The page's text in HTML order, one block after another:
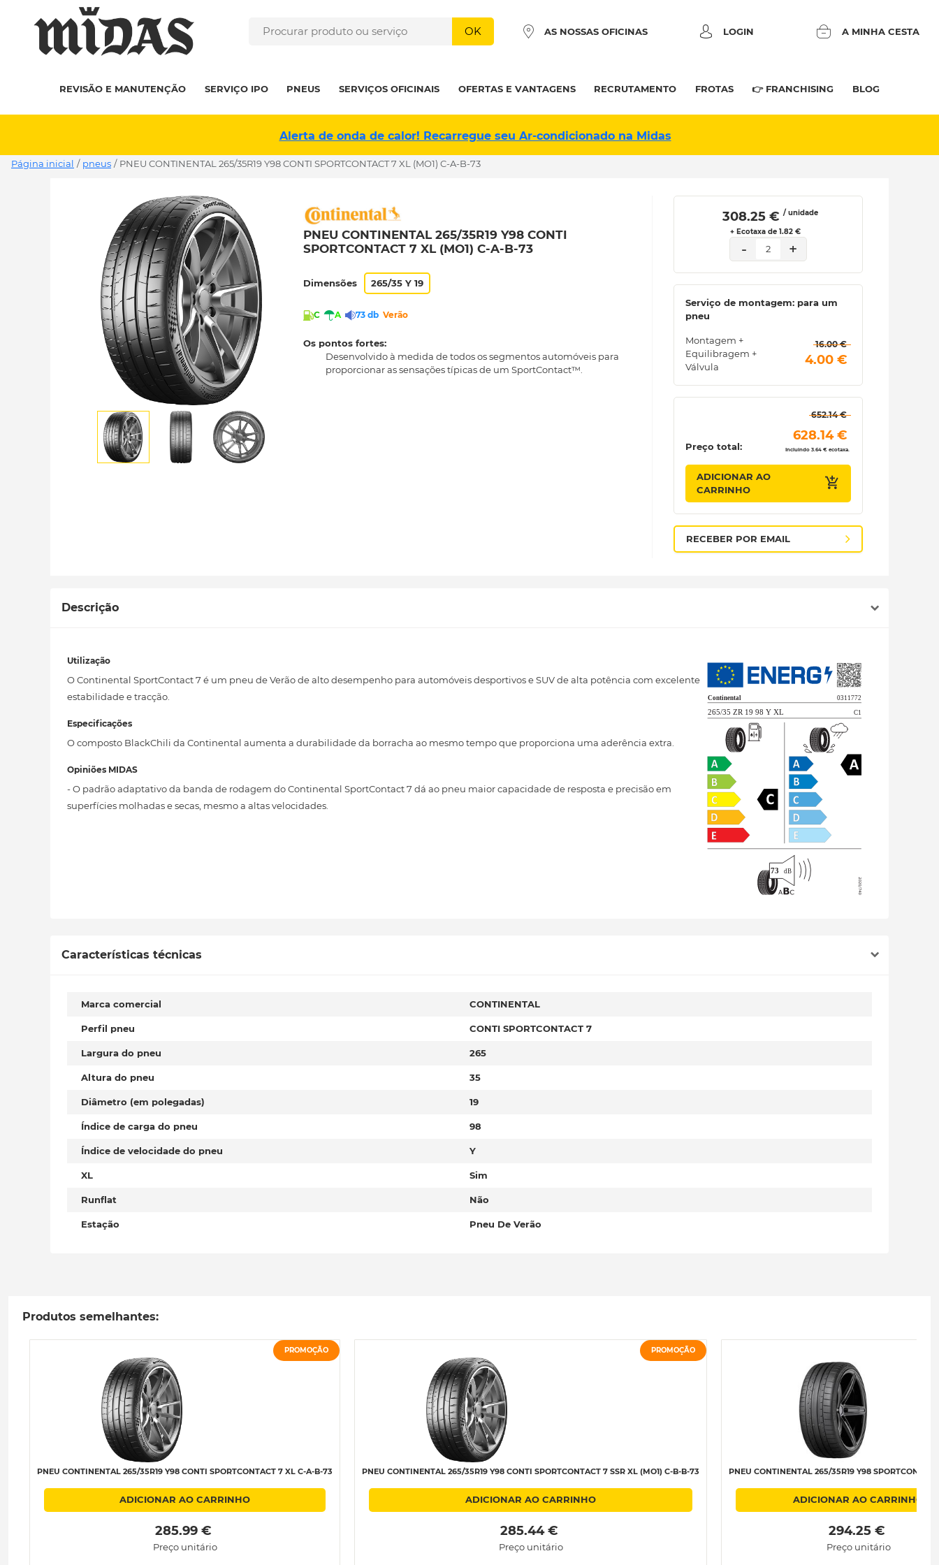
OK AS NOSSAS OFICINAS LOGIN A MINHA CESTA
REVISÃO E MANUTENÇÃO SERVIÇO IPO PNEUS SERVIÇOS OFICINAIS OFERTAS E VANTAGENS RECRUTAMENTO FROTAS 👉 FRANCHISING BLOG
Alerta de onda de calor! Recarregue seu Ar-condicionado na Midas
Página inicial / pneus / PNEU CONTINENTAL 265/35R19 Y98 CONTI SPORTCONTACT 7 XL (MO1) C-A-B-73
PNEU CONTINENTAL 265/35R19 Y98 CONTI
SPORTCONTACT 7 XL (MO1) C-A-B-73
Dimensões 265/35 Y 19
C A 73 db Verão
Os pontos fortes:
Desenvolvido à medida de todos os segmentos automóveis para
proporcionar as sensações típicas de um SportContact™.
308.25 € / unidade
+ Ecotaxa de 1.82 €
- 2 +
Serviço de montagem: para um
pneu
Montagem +
Equilibragem +
Válvula
16.00 €
4.00 €
Preço total:
652.14 €
628.14 €
Incluindo 3.64 € ecotaxa.
ADICIONAR AO
CARRINHO
RECEBER POR EMAIL
Descrição
Utilização
O Continental SportContact 7 é um pneu de Verão de alto desempenho para automóveis desportivos e SUV de alta potência com excelente
estabilidade e tracção.
Especificações
O composto BlackChili da Continental aumenta a durabilidade da borracha ao mesmo tempo que proporciona uma aderência extra.
Opiniões MIDAS
- O padrão adaptativo da banda de rodagem do Continental SportContact 7 dá ao pneu maior capacidade de resposta e precisão em
superfícies molhadas e secas, mesmo a altas velocidades.
Características técnicas
Marca comercial CONTINENTAL
Perfil pneu CONTI SPORTCONTACT 7
Largura do pneu 265
Altura do pneu 35
Diâmetro (em polegadas) 19
Índice de carga do pneu 98
Índice de velocidade do pneu Y
XL Sim
Runflat Não
Estação Pneu De Verão
Produtos semelhantes:
PROMOÇÃO
PNEU CONTINENTAL 265/35R19 Y98 CONTI SPORTCONTACT 7 XL C-A-B-73
ADICIONAR AO CARRINHO
285.99 €
Preço unitário
PROMOÇÃO
PNEU CONTINENTAL 265/35R19 Y98 CONTI SPORTCONTACT 7 SSR XL (MO1) C-B-B-73
ADICIONAR AO CARRINHO
285.44 €
Preço unitário
PNEU CONTINENTAL 265/35R19 Y98
ADICIONAR AO CARRINHO
294.25 €
Preço unitário